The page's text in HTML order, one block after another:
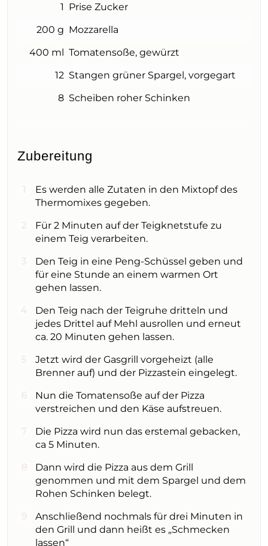
1 Prise Zucker
200 g Mozzarella
400 ml Tomatensoße, gewürzt
12 Stangen grüner Spargel, vorgegart
8 Scheiben roher Schinken
Zubereitung
Es werden alle Zutaten in den Mixtopf des
Thermomixes gegeben.
Für 2 Minuten auf der Teigknetstufe zu
einem Teig verarbeiten.
Den Teig in eine Peng-Schüssel geben und
für eine Stunde an einem warmen Ort
gehen lassen.
Den Teig nach der Teigruhe dritteln und
jedes Drittel auf Mehl ausrollen und erneut
ca. 20 Minuten gehen lassen.
Jetzt wird der Gasgrill vorgeheizt (alle
Brenner auf) und der Pizzastein eingelegt.
Nun die Tomatensoße auf der Pizza
verstreichen und den Käse aufstreuen.
Die Pizza wird nun das erstemal gebacken,
ca 5 Minuten.
Dann wird die Pizza aus dem Grill
genommen und mit dem Spargel und dem
Rohen Schinken belegt.
Anschließend nochmals für drei Minuten in
den Grill und dann heißt es „Schmecken
lassen“